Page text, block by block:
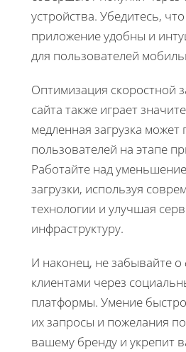
устройства. Убедитесь,
приложение удобны и
для пользователей
Оптимизация скоростной
сайта также играет
медленная загрузка может
пользователей на этапе
Работайте над
загрузки, используя
технологии и улучшая
инфраструктуру.
И наконец, не забывайте о
клиентами через
платформы. Умение
их запросы и пожелания
вашему бренду и укрепит